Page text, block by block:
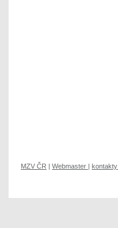
MZV ČR | Webmaster | kontakty